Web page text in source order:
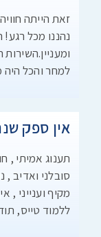
זאת הייתה
נהננו מכל
למחר והכל
אין ספק
תענוג אמיתי ,
סובלני ואדיב
מקיף וענייני ,
ללמוד טייס,